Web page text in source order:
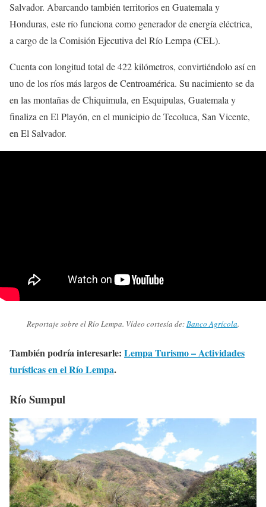
Salvador. Abarcando también territorios en Guatemala y
Honduras, este río funciona como generador de energía eléctrica,
a cargo de la Comisión Ejecutiva del Río Lempa (CEL).
Cuenta con longitud total de 422 kilómetros, convirtiéndolo así en
uno de los ríos más largos de Centroamérica. Su nacimiento se da
en las montañas de Chiquimula, en Esquipulas, Guatemala y
finaliza en El Playón, en el municipio de Tecoluca, San Vicente,
en El Salvador.
Reportaje sobre el Río Lempa. Vídeo cortesía de:Banco Agrícola.
También podría interesarle: Lempa Turismo – Actividades
turísticas en el Río Lempa.
Río Sumpul